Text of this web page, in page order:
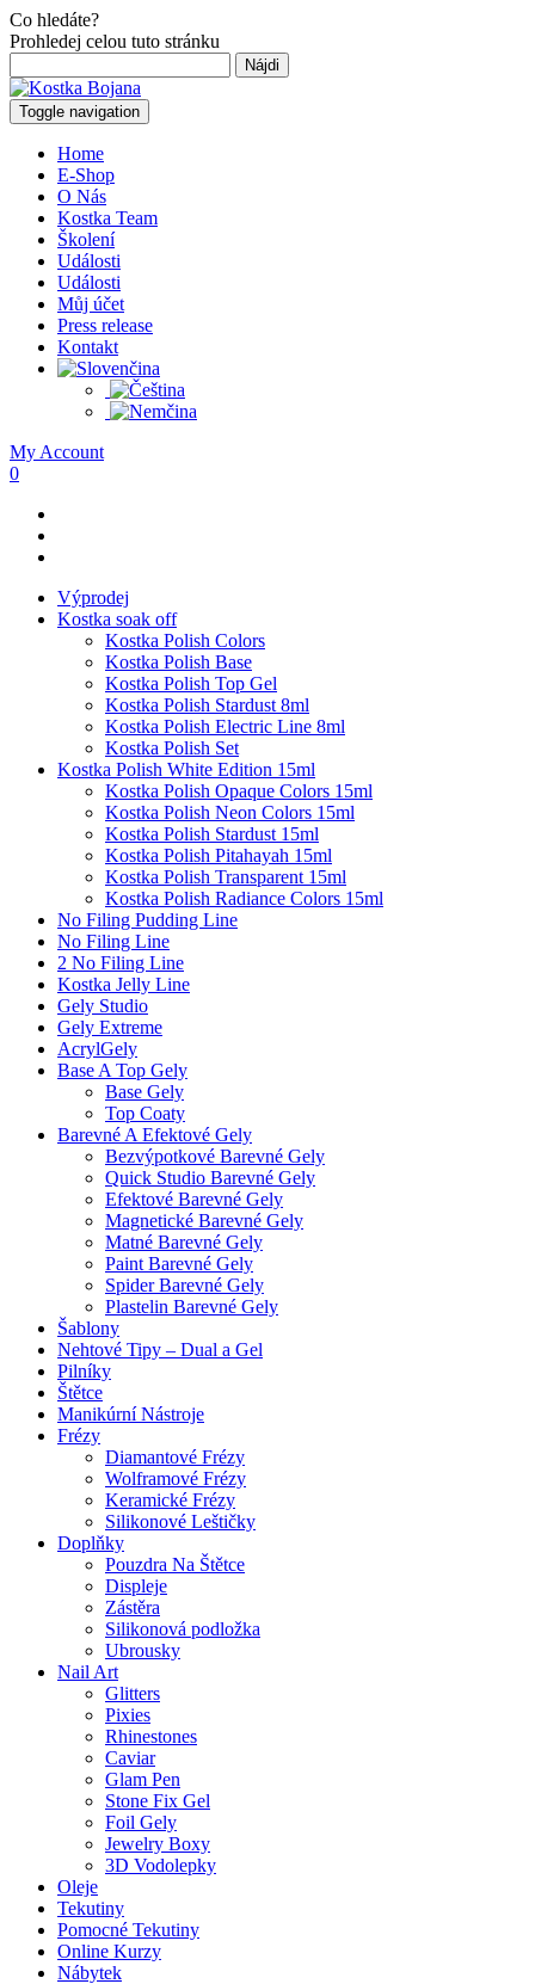
Co hledáte?
Prohledej celou tuto stránku
Toggle navigation
Home
E-Shop
O Nás
Kostka Team
Školení
Události
Události
Můj účet
Press release
Kontakt
My Account
0
Výprodej
Kostka soak off
Kostka Polish Colors
Kostka Polish Base
Kostka Polish Top Gel
Kostka Polish Stardust 8ml
Kostka Polish Electric Line 8ml
Kostka Polish Set
Kostka Polish White Edition 15ml
Kostka Polish Opaque Colors 15ml
Kostka Polish Neon Colors 15ml
Kostka Polish Stardust 15ml
Kostka Polish Pitahayah 15ml
Kostka Polish Transparent 15ml
Kostka Polish Radiance Colors 15ml
No Filing Pudding Line
No Filing Line
2 No Filing Line
Kostka Jelly Line
Gely Studio
Gely Extreme
AcrylGely
Base A Top Gely
Base Gely
Top Coaty
Barevné A Efektové Gely
Bezvýpotkové Barevné Gely
Quick Studio Barevné Gely
Efektové Barevné Gely
Magnetické Barevné Gely
Matné Barevné Gely
Paint Barevné Gely
Spider Barevné Gely
Plastelin Barevné Gely
Šablony
Nehtové Tipy – Dual a Gel
Pilníky
Štětce
Manikúrní Nástroje
Frézy
Diamantové Frézy
Wolframové Frézy
Keramické Frézy
Silikonové Leštičky
Doplňky
Pouzdra Na Štětce
Displeje
Zástěra
Silikonová podložka
Ubrousky
Nail Art
Glitters
Pixies
Rhinestones
Caviar
Glam Pen
Stone Fix Gel
Foil Gely
Jewelry Boxy
3D Vodolepky
Oleje
Tekutiny
Pomocné Tekutiny
Online Kurzy
Nábytek